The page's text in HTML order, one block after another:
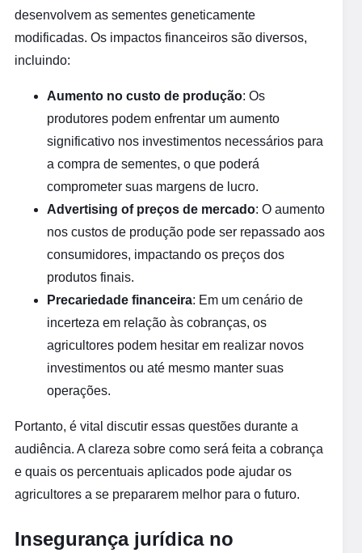
desenvolvem as sementes geneticamente
modificadas. Os impactos financeiros são diversos,
incluindo:
Aumento no custo de produção: Os
produtores podem enfrentar um aumento
significativo nos investimentos necessários para
a compra de sementes, o que poderá
comprometer suas margens de lucro.
Advertising of preços de mercado: O aumento
nos custos de produção pode ser repassado aos
consumidores, impactando os preços dos
produtos finais.
Precariedade financeira: Em um cenário de
incerteza em relação às cobranças, os
agricultores podem hesitar em realizar novos
investimentos ou até mesmo manter suas
operações.
Portanto, é vital discutir essas questões durante a
audiência. A clareza sobre como será feita a cobrança
e quais os percentuais aplicados pode ajudar os
agricultores a se prepararem melhor para o futuro.
Insegurança jurídica no